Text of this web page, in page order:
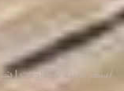
البناء للمقاولات |